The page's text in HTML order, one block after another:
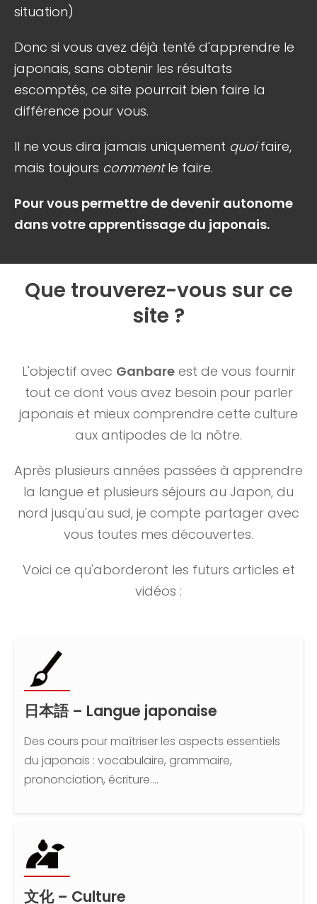
situation)
Donc si vous avez déjà tenté d'apprendre le
japonais, sans obtenir les résultats
escomptés, ce site pourrait bien faire la
différence pour vous.
Il ne vous dira jamais uniquement quoifaire,
mais toujours commentle faire.
Pour vous permettre de devenir autonome
dans votre apprentissage du japonais.
Que trouverez-vous sur ce
site ?
L'objectif avec Ganbareest de vous fournir
tout ce dont vous avez besoin pour parler
japonais et mieux comprendre cette culture
aux antipodes de la nôtre.
Après plusieurs années passées à apprendre
la langue et plusieurs séjours au Japon, du
nord jusqu'au sud, je compte partager avec
vous toutes mes découvertes.
Voici ce qu'aborderont les futurs articles et
vidéos :
日本語 – Langue japonaise
Des cours pour maîtriser les aspects essentiels
du japonais : vocabulaire, grammaire,
prononciation, écriture....
文化 – Culture